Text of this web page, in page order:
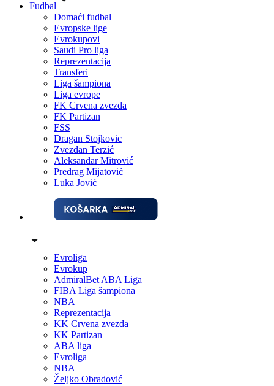
Fudbal
Domaći fudbal
Evropske lige
Evrokupovi
Saudi Pro liga
Reprezentacija
Transferi
Liga šampiona
Liga evrope
FK Crvena zvezda
FK Partizan
FSS
Dragan Stojkovic
Zvezdan Terzić
Aleksandar Mitrović
Predrag Mijatović
Luka Jović
Evroliga
Evrokup
AdmiralBet ABA Liga
FIBA Liga šampiona
NBA
Reprezentacija
KK Crvena zvezda
KK Partizan
ABA liga
Evroliga
NBA
Željko Obradović